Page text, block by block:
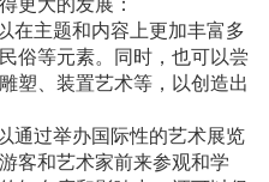
在主题和内容上更加丰富多
俗等元素。同时，也可以尝
塑、装置艺术等，以创造出
通过举办国际性的艺术展览
客和艺术家前来参观和学